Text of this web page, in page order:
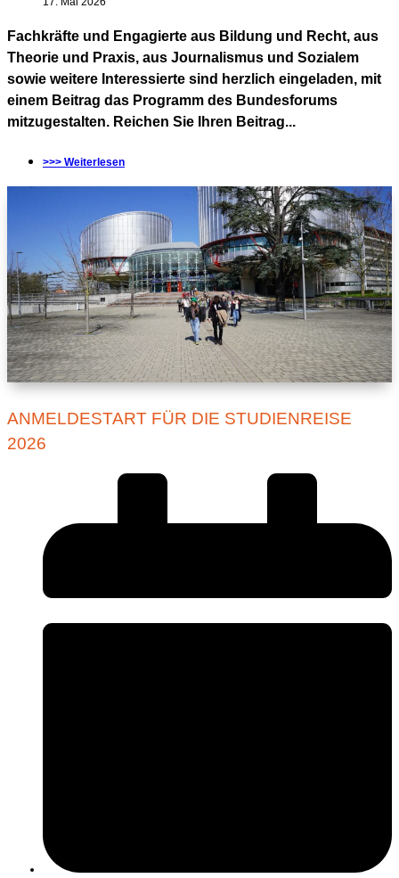
Fachkräfte und Engagierte aus Bildung und Recht, aus
Theorie und Praxis, aus Journalismus und Sozialem
sowie weitere Interessierte sind herzlich eingeladen, mit
einem Beitrag das Programm des Bundesforums
mitzugestalten. Reichen Sie Ihren Beitrag...
>>> Weiterlesen
ANMELDESTART FÜR DIE STUDIENREISE
2026